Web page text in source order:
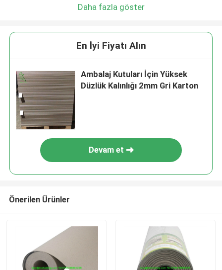
Daha fazla göster
En İyi Fiyatı Alın
Ambalaj Kutuları İçin Yüksek
Düzlük Kalınlığı 2mm Gri Karton
Devam et
Önerilen Ürünler